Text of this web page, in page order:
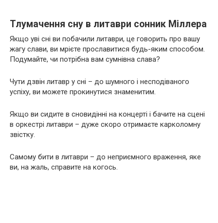
Тлумачення сну в литаври сонник Міллера
Якщо уві сні ви побачили литаври, це говорить про вашу
жагу слави, ви мрієте прославитися будь-яким способом.
Подумайте, чи потрібна вам сумнівна слава?
Чути дзвін литавр у сні – до шумного і несподіваного
успіху, ви можете прокинутися знаменитим.
Якщо ви сидите в сновидінні на концерті і бачите на сцені
в оркестрі литаври – дуже скоро отримаєте карколомну
звістку.
Самому бити в литаври – до неприємного враження, яке
ви, на жаль, справите на когось.